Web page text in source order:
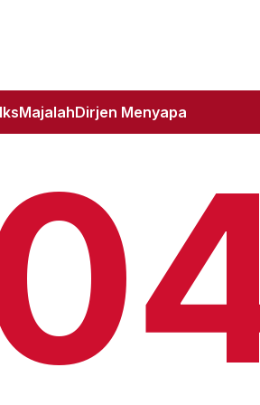
MajalahDirjen Menyapa